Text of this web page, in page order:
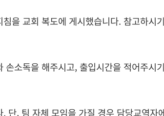
을 교회 복도에 게시했습니다. 참고하시
소독을 해주시고, 출입시간을 적어주시
단, 팀 자체 모임을 가질 경우 담당교역자